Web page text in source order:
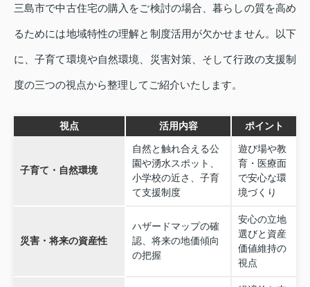
三島市で中古住宅の購入をご検討の場合、暮らしの質を高め
るためには地域特性の理解と制度活用が欠かせません。以下
に、子育て環境や自然環境、災害対策、そして行政の支援制
度の三つの視点から整理してご紹介いたします。
視点 活用内容 ポイント
子育て・自然環境
自然と触れ合える公
園や湧水スポット、
小学校の近さ、子育
て支援制度
遊び場や教
育・医療面
で安心な環
境づくり
災害・将来の資産性
ハザードマップの確
認、将来の地価傾向
の把握
安心の立地
選びと資産
価値維持の
視点